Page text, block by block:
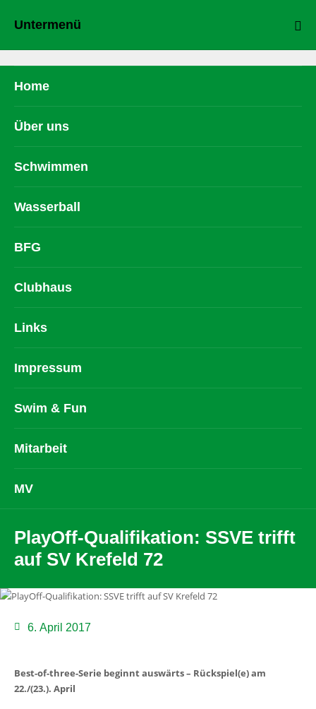
Untermenü
Home
Über uns
Schwimmen
Wasserball
BFG
Clubhaus
Links
Impressum
Swim & Fun
Mitarbeit
MV
PlayOff-Qualifikation: SSVE trifft
auf SV Krefeld 72
6. April 2017
Best-of-three-Serie beginnt auswärts – Rückspiel(e) am
22./(23.). April